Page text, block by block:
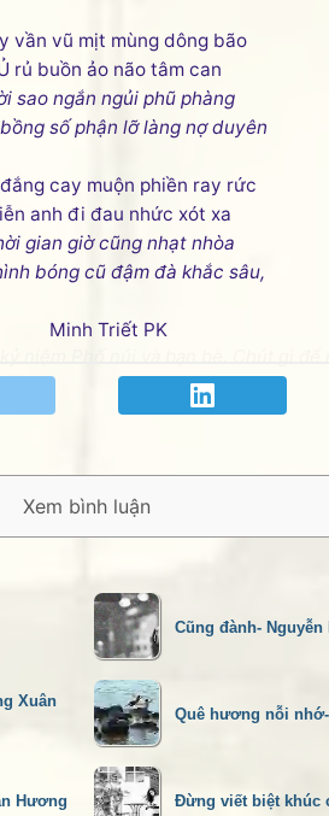
vần vũ mịt mùng dông bão
rủ buồn ảo não tâm can
sao ngắn ngủi phũ phàng
số phận lỡ làng nợ duyên
cay muộn phiền ray rức
anh đi đau nhức xót xa
gian giờ cũng nhạt nhòa
bóng cũ đậm đà khắc sâu,
Minh Triết PK
Cũng đành-
Xuân
Quê hương nỗi
Hương Đừng viết biệt khúc